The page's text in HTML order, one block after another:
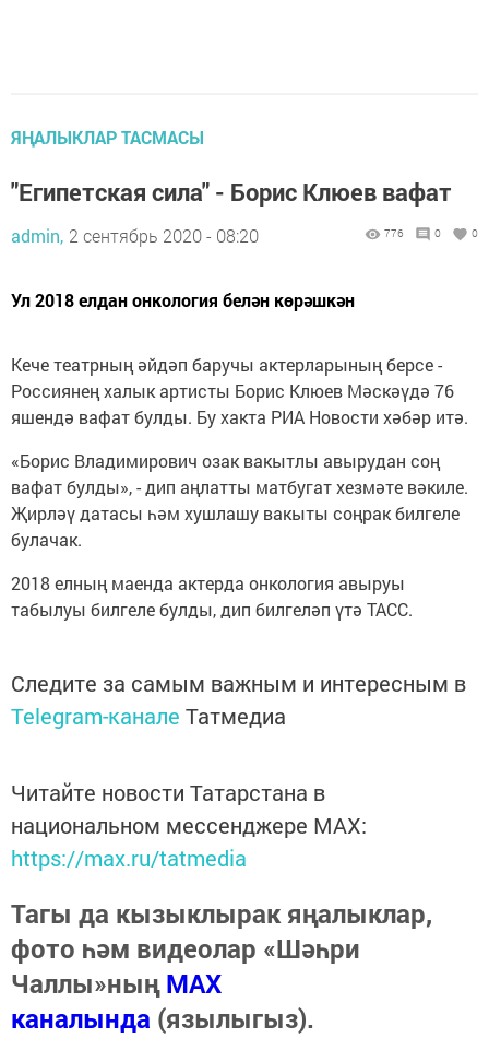
ЯҢАЛЫКЛАР ТАСМАСЫ
"Египетская сила" - Борис Клюев вафат
admin, 2 сентябрь 2020 - 08:20 776 0 0
Ул 2018 елдан онкология белән көрәшкән
Кече театрның әйдәп баручы актерларының берсе -
Россиянең халык артисты Борис Клюев Мәскәүдә 76
яшендә вафат булды. Бу хакта РИА Новости хәбәр итә.
«Борис Владимирович озак вакытлы авырудан соң
вафат булды», - дип аңлатты матбугат хезмәте вәкиле.
Җирләү датасы һәм хушлашу вакыты соңрак билгеле
булачак.
2018 елның маенда актерда онкология авыруы
табылуы билгеле булды, дип билгеләп үтә ТАСС.
Следите за самым важным и интересным в
Telegram-канале Татмедиа
Читайте новости Татарстана в
национальном мессенджере MАХ:
https://max.ru/tatmedia
Тагы да кызыклырак яңалыклар,
фото һәм видеолар «Шәһри
Чаллы»ныңMAX
каналында (язылыгыз).